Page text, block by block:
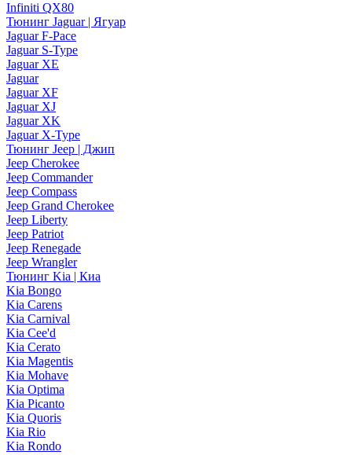
Infiniti QX80
Тюнинг Jaguar | Ягуар
Jaguar F-Pace
Jaguar S-Type
Jaguar XE
Jaguar
Jaguar XF
Jaguar XJ
Jaguar XK
Jaguar X-Type
Тюнинг Jeep | Джип
Jeep Cherokee
Jeep Commander
Jeep Compass
Jeep Grand Cherokee
Jeep Liberty
Jeep Patriot
Jeep Renegade
Jeep Wrangler
Тюнинг Kia | Киа
Kia Bongo
Kia Carens
Kia Carnival
Kia Cee'd
Kia Cerato
Kia Magentis
Kia Mohave
Kia Optima
Kia Picanto
Kia Quoris
Kia Rio
Kia Rondo